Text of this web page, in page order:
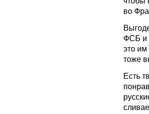
во
ФСБ и
это
тоже
Есть